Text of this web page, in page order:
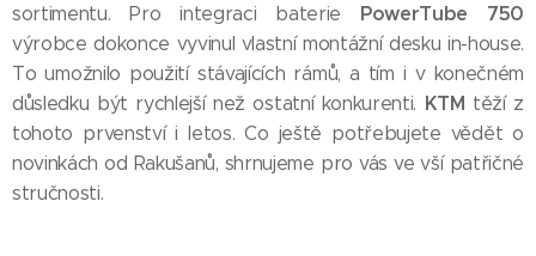
sortimentu. Pro integraci baterie PowerTube 750
výrobce dokonce vyvinul vlastní montážní desku in-house.
To umožnilo použití stávajících rámů, a tím i v konečném
důsledku být rychlejší než ostatní konkurenti. KTM těží z
tohoto prvenství i letos. Co ještě potřebujete vědět o
novinkách od Rakušanů, shrnujeme pro vás ve vší patřičné
stručnosti.